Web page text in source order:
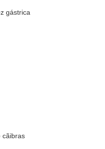
gástrica
cãibras